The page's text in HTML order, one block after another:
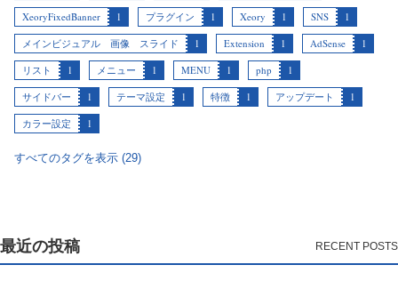
XeoryFixedBanner
1 プラグイン 1 Xeory 1 SNS
1
メインビジュアル 画像 スライド
1 Extension 1 AdSense
1
リスト
1 メニュー 1 MENU 1 php
1
サイドバー
1 テーマ設定 1 特徴 1 アップデート
1
カラー設定
1
すべてのタグを表示 (29)
最近の投稿